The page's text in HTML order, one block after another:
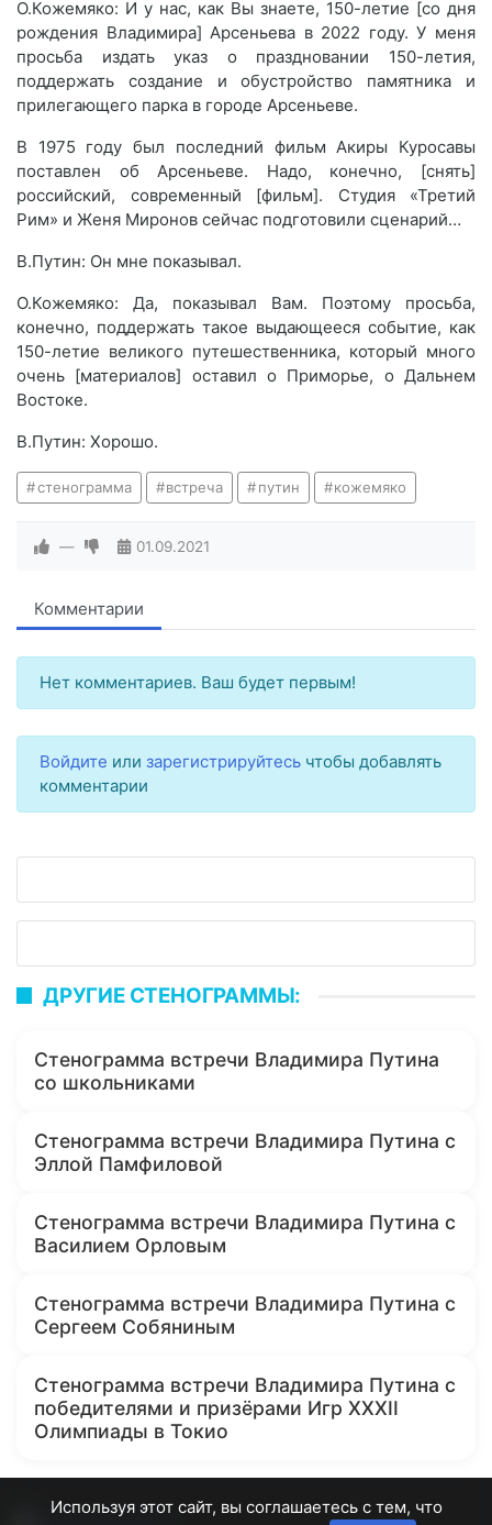
О.Кожемяко: И у нас, как Вы знаете, 150-летие [со дня
рождения Владимира] Арсеньева в 2022 году. У меня
просьба издать указ о праздновании 150-летия,
поддержать создание и обустройство памятника и
прилегающего парка в городе Арсеньеве.
В 1975 году был последний фильм Акиры Куросавы
поставлен об Арсеньеве. Надо, конечно, [снять]
российский, современный [фильм]. Студия «Третий
Рим» и Женя Миронов сейчас подготовили сценарий…
В.Путин: Он мне показывал.
О.Кожемяко: Да, показывал Вам. Поэтому просьба,
конечно, поддержать такое выдающееся событие, как
150-летие великого путешественника, который много
очень [материалов] оставил о Приморье, о Дальнем
Востоке.
В.Путин: Хорошо.
стенограмма встреча путин кожемяко
— 01.09.2021
Комментарии
Нет комментариев. Ваш будет первым!
Войдите или зарегистрируйтесь чтобы добавлять
комментарии
ДРУГИЕ СТЕНОГРАММЫ:
Стенограмма встречи Владимира Путина
со школьниками
Стенограмма встречи Владимира Путина с
Эллой Памфиловой
Стенограмма встречи Владимира Путина с
Василием Орловым
Стенограмма встречи Владимира Путина с
Сергеем Собяниным
Стенограмма встречи Владимира Путина с
победителями и призёрами Игр XXXII
Олимпиады в Токио
Используя этот сайт, вы соглашаетесь с тем, что